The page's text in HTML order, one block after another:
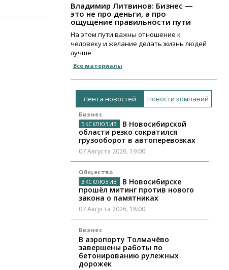
Владимир Литвинов: Бизнес —
это не про деньги, а про
ощущение правильности пути
На этом пути важны отношение к
человеку и желание делать жизнь людей
лучше
Все материалы
Лента новостей Новости компаний
Бизнес
В Новосибирской
области резко сократился
грузооборот в автоперевозках
07 Августа 2026, 19:00
Общество
В Новосибирске
прошёл митинг против нового
закона о памятниках
07 Августа 2026, 18:00
Бизнес
В аэропорту Толмачёво
завершены работы по
бетонированию рулежных
дорожек